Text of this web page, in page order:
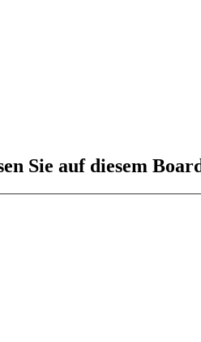
Sie auf diesem